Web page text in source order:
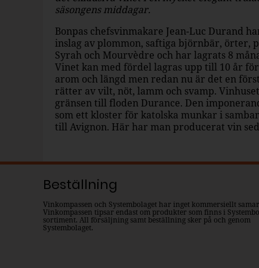
säsongens middagar.
Bonpas chefsvinmakare Jean-Luc Durand
inslag av plommon, saftiga björnbär, örter,
Syrah och Mourvèdre och har lagrats 8
Vinet kan med fördel lagras upp till 10 år
arom och längd men redan nu är det en
rätter av vilt, nöt, lamm och svamp.
gränsen till floden Durance. Den
som ett kloster för katolska munkar i
till Avignon. Här har man producerat vin
Beställning
Vinkompassen och Systembolaget har inget kommersiellt
Vinkompassen tipsar endast om produkter som finns i
sortiment. All försäljning samt beställning sker på och genom
Systembolaget.